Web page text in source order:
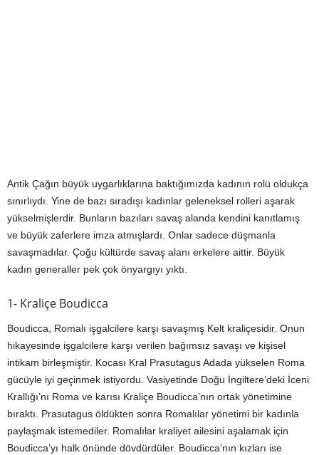
Antik Çağın büyük uygarlıklarına baktığımızda kadının rolü oldukça
sınırlıydı. Yine de bazı sıradışı kadınlar geleneksel rolleri aşarak
yükselmişlerdir. Bunların bazıları savaş alanda kendini kanıtlamış
ve büyük zaferlere imza atmışlardı. Onlar sadece düşmanla
savaşmadılar. Çoğu kültürde savaş alanı erkelere aittir. Büyük
kadın generaller pek çok önyargıyı yıktı.
1- Kraliçe Boudicca
Boudicca, Romalı işgalcilere karşı savaşmış Kelt kraliçesidir. Onun
hikayesinde işgalcilere karşı verilen bağımsız savaşı ve kişisel
intikam birleşmiştir. Kocası Kral Prasutagus Adada yükselen Roma
gücüyle iyi geçinmek istiyordu. Vasiyetinde Doğu İngiltere’deki İceni
Krallığı’nı Roma ve karısı Kraliçe Boudicca’nın ortak yönetimine
bıraktı. Prasutagus öldükten sonra Romalılar yönetimi bir kadınla
paylaşmak istemediler. Romalılar kraliyet ailesini aşalamak için
Boudicca’yı halk önünde dövdürdüler. Boudicca’nın kızları ise